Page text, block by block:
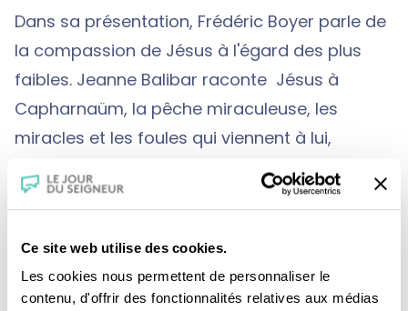
Ce site web utilise des cookies.
Les cookies nous permettent de personnaliser le
contenu, d'offrir des fonctionnalités relatives aux médias
Dans sa présentation, Frédéric Boyer parle de
la compassion de Jésus à l'égard des plus
faibles. Jeanne Balibar raconte Jésus à
Capharnaüm, la pêche miraculeuse, les
miracles et les foules qui viennent à lui,
l’exécution de Jean-Baptiste, les 12 disciples.